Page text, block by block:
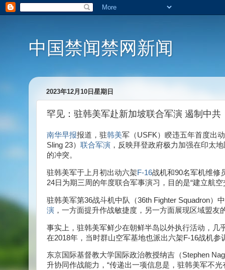
中国禁闻禁网新闻
2023年12月10日星期日
罕见：驻韩美军赴新加坡联合军演 遏制中共
南华早报报道，驻韩美军（USFK）睽违五年首度出
Sling 23） 联合军演 ，反映拜登政府极力加强在印太
的冲突。
驻韩美军于上月初出动六架F-16战机和90名军机维修
24日为期三周的年度联合军事演习，目的是“建立航
驻韩美军第36战斗机中队（36th Fighter Squadron）
演 ，一方面提升作战敏捷度，另一方面展现区域盟友
事实上，驻韩美军鲜少在朝鲜半岛以外执行活动，几
在2018年，当时群山空军基地也派出六架F-16战机参
东京国际基督教大学国际政治教授纳吉（Stephen
升协同作战能力，“传递出一项信息是，驻韩美军不